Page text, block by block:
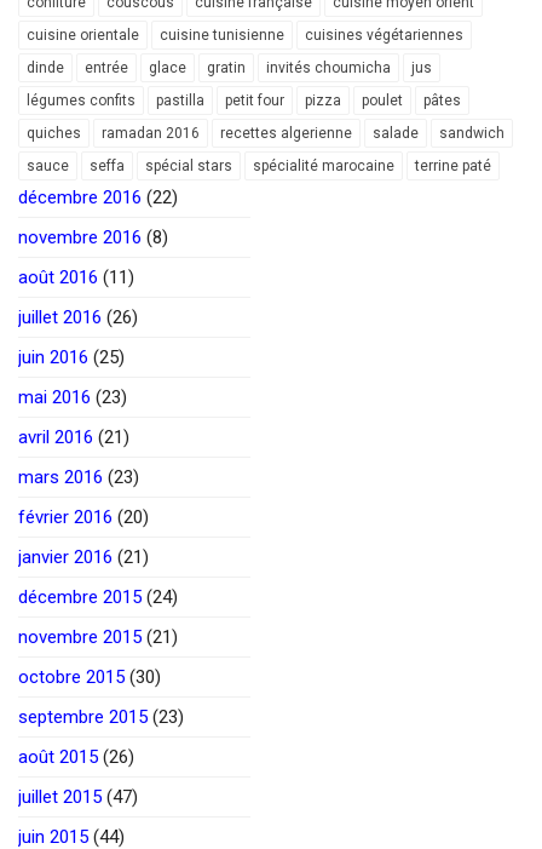
cuisine orientale
cuisine tunisienne
cuisines végétariennes
dinde
entrée glace gratin invités choumicha
jus
légumes confits
pastilla petit four pizza poulet
pâtes
quiches
ramadan 2016 recettes algerienne salade
sandwich
sauce
seffa spécial stars spécialité marocaine terrine paté
décembre 2016 (22)
novembre 2016 (8)
août 2016 (11)
juillet 2016 (26)
juin 2016 (25)
mai 2016 (23)
avril 2016 (21)
mars 2016 (23)
février 2016 (20)
janvier 2016 (21)
décembre 2015 (24)
novembre 2015 (21)
octobre 2015 (30)
septembre 2015 (23)
août 2015 (26)
juillet 2015 (47)
juin 2015 (44)